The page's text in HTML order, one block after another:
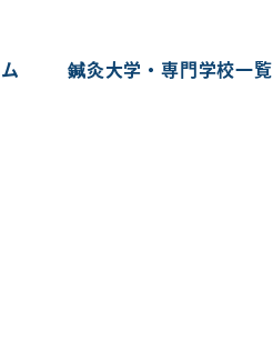
鍼灸大学・専門学校一覧